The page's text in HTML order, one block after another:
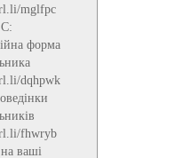
mglfpc
форма
dqhpwk
fhwryb
ваші